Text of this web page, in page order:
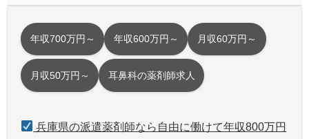
年収700万円～ 年収600万円～ 月収60万円～
月収50万円～ 耳鼻科の薬剤師求人
兵庫県の派遣薬剤師なら自由に働けて年収800万円